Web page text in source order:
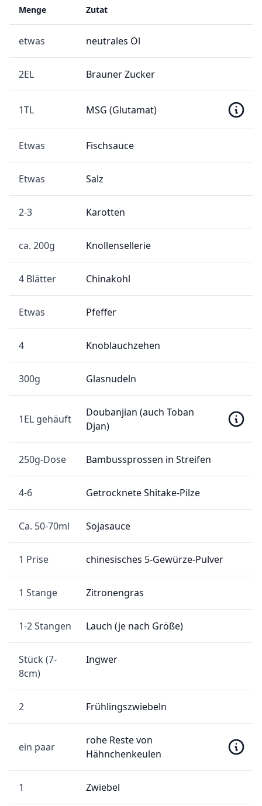
Menge Zutat
etwas neutrales Öl
2EL Brauner Zucker
1TL MSG (Glutamat)
Etwas Fischsauce
Etwas Salz
2-3 Karotten
ca. 200g Knollensellerie
4 Blätter Chinakohl
Etwas Pfeffer
4 Knoblauchzehen
300g Glasnudeln
1EL gehäuft
Doubanjian (auch Toban
Djan)
250g-Dose Bambussprossen in Streifen
4-6 Getrocknete Shitake-Pilze
Ca. 50-70ml Sojasauce
1 Prise chinesisches 5-Gewürze-Pulver
1 Stange Zitronengras
1-2 Stangen Lauch (je nach Größe)
Stück (7-
8cm)
Ingwer
2 Frühlingszwiebeln
ein paar
rohe Reste von
Hähnchenkeulen
1 Zwiebel